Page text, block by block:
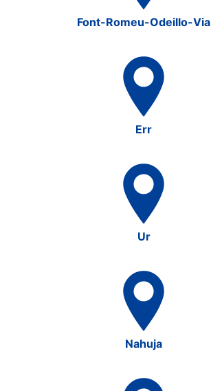
Font-Romeu-Odeillo-Via
Err
Ur
Nahuja